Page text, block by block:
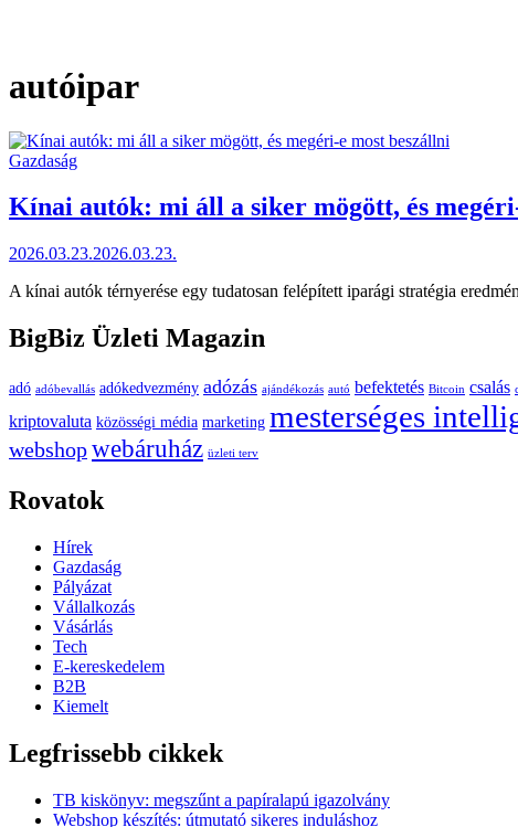
autóipar
Posted
Gazdaság
Kínai autók: mi áll a siker mögött, és
2026.03.23.2026.03.23.
A kínai autók térnyerése egy tudatosan felépített iparági stratégia
BigBiz Üzleti Magazin
adó adóbevallás adókedvezmény adózás ajándékozás autó befektetés Bitcoin csalás
kriptovaluta közösségi média marketing mesterséges
webshopwebáruház üzleti terv
Rovatok
Hírek
Gazdaság
Pályázat
Vállalkozás
Vásárlás
Tech
E-kereskedelem
B2B
Kiemelt
Legfrissebb cikkek
TB kiskönyv: megszűnt a papíralapú igazolvány
Webshop készítés: útmutató sikeres induláshoz